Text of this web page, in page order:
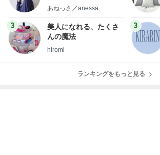
little minimalist's bea
あねっさ／anessa
3
美人になれる、たくさ
んの魔法
hiromi
3
ランキングをもっと見る